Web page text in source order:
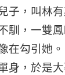
子，叫林有
馴，一雙
在勾引她。
身，於是